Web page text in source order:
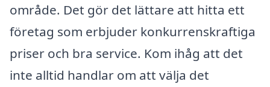
område. Det gör det lättare att hitta ett
företag som erbjuder konkurrenskraftiga
priser och bra service. Kom ihåg att det
inte alltid handlar om att välja det